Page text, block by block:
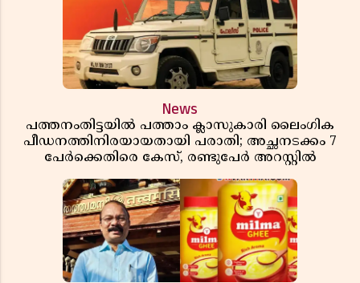
News
പത്തനംതിട്ടയിൽ പത്താം ക്ലാസുകാരി ലൈംഗിക
പീഡനത്തിനിരയായതായി പരാതി; അച്ഛനടക്കം 7
പേർക്കെതിരെ കേസ്, രണ്ടുപേർ അറസ്റ്റിൽ